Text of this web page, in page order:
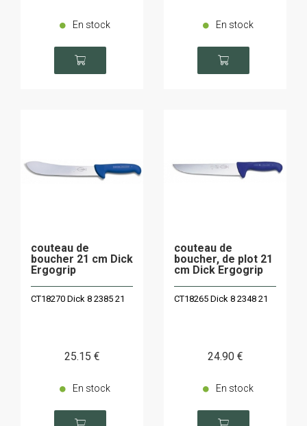
En stock En stock
couteau de
boucher 21 cm Dick
Ergogrip
CT18270 Dick 8 2385 21
25.15 €
En stock
couteau de
boucher, de plot 21
cm Dick Ergogrip
CT18265 Dick 8 2348 21
24.90 €
En stock